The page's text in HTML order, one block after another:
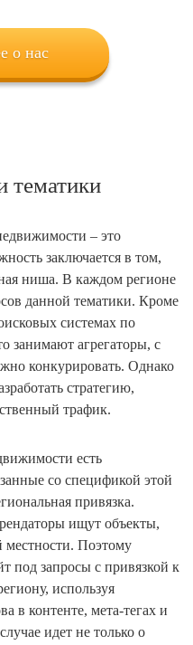
о нас
тематики
– это
заключается в том,
ниша. В каждом регионе
данной тематики. Кроме
системах по
занимают агрегаторы, с
конкурировать. Однако
стратегию,
трафик.
есть
со спецификой этой
привязка.
ищут объекты,
местности. Поэтому
под запросы с привязкой к
используя
в контенте, мета-тегах и
идет не только о